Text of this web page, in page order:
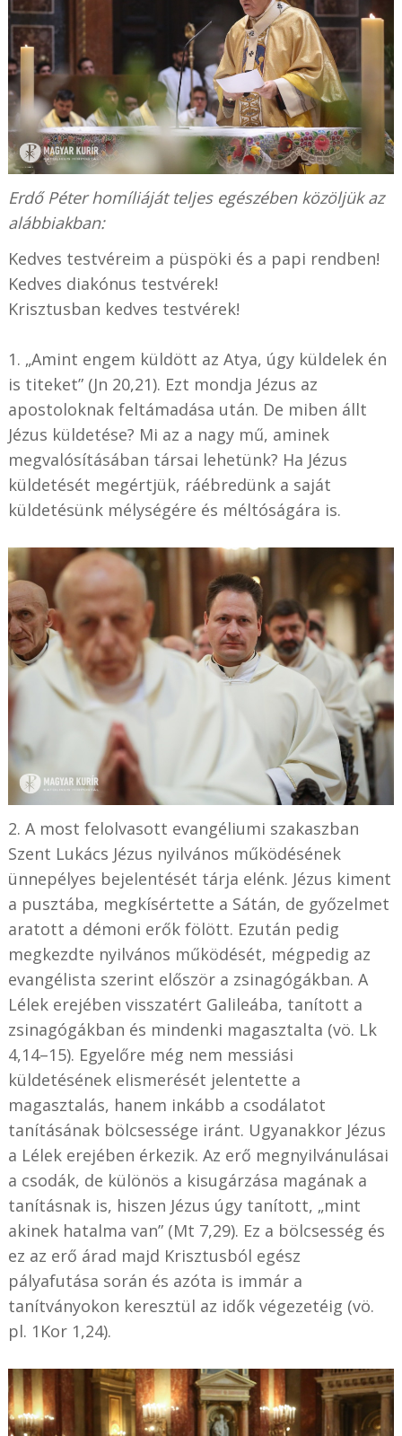
Erdő Péter homíliáját teljes egészében közöljük az
alábbiakban:
Kedves testvéreim a püspöki és a papi rendben!
Kedves diakónus testvérek!
Krisztusban kedves testvérek!
1. „Amint engem küldött az Atya, úgy küldelek én
is titeket” (Jn 20,21). Ezt mondja Jézus az
apostoloknak feltámadása után. De miben állt
Jézus küldetése? Mi az a nagy mű, aminek
megvalósításában társai lehetünk? Ha Jézus
küldetését megértjük, ráébredünk a saját
küldetésünk mélységére és méltóságára is.
2. A most felolvasott evangéliumi szakaszban
Szent Lukács Jézus nyilvános működésének
ünnepélyes bejelentését tárja elénk. Jézus kiment
a pusztába, megkísértette a Sátán, de győzelmet
aratott a démoni erők fölött. Ezután pedig
megkezdte nyilvános működését, mégpedig az
evangélista szerint először a zsinagógákban. A
Lélek erejében visszatért Galileába, tanított a
zsinagógákban és mindenki magasztalta (vö. Lk
4,14–15). Egyelőre még nem messiási
küldetésének elismerését jelentette a
magasztalás, hanem inkább a csodálatot
tanításának bölcsessége iránt. Ugyanakkor Jézus
a Lélek erejében érkezik. Az erő megnyilvánulásai
a csodák, de különös a kisugárzása magának a
tanításnak is, hiszen Jézus úgy tanított, „mint
akinek hatalma van” (Mt 7,29). Ez a bölcsesség és
ez az erő árad majd Krisztusból egész
pályafutása során és azóta is immár a
tanítványokon keresztül az idők végezetéig (vö.
pl. 1Kor 1,24).